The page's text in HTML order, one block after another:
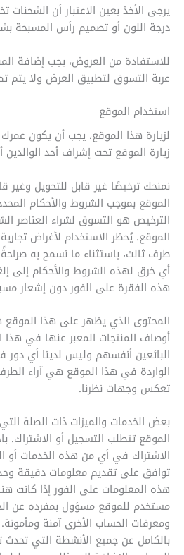
يرجى الأخذ بعين الاعتبار أن الشحنات
درجة اللون أو تصميم رأس المسبحة
للاستفادة من العروض، يجب إضافة
عربة التسوق لتطبيق العرض ولا يتم
استخدام الموقع
زيارة الموقع تحت إشراف أحد
نمنحك ترخيصًا غير قابل للتحويل وغير
الموقع بموجب الشروط والأحكام
الترخيص هو التسوق لشراء العناصر
الموقع. يُحظر الاستخدام لأغراض
طرف ثالث، باستثناء ما نسمح به
أي خرق لهذه الشروط والأحكام إلى
هذه الفقرة على الفور دون إشعار
المحتوى الذي يظهر على هذا
أوصاف المنتجات المعبر عنها في
البائعين أنفسهم وليس لدينا أي دور
الواردة في هذا الموقع هي آراء
تعكس وجهات نظرنا.
بعض الخدمات والميزات ذات الصلة
الموقع تتطلب التسجيل أو الاشتراك.
الاشتراك في أي من هذه الخدمات أو
توافق على تقديم معلومات دقيقة
هذه المعلومات على الفور إذا كانت
مستخدم للموقع مسؤول بمفرده عن
ومعرفات الحساب الأخرى آمنة
بالكامل عن جميع الأنشطة التي تحدث